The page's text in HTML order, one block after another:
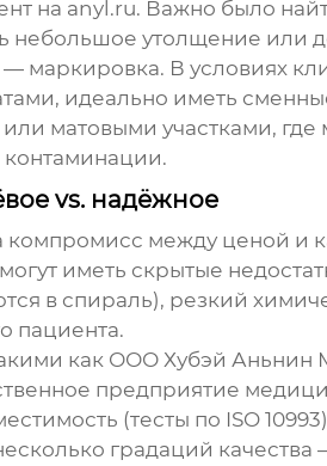
на anyl.ru. Важно было
небольшое утолщение или
маркировка. В условиях
идеально иметь
матовыми участками,
vs. надёжное
компромисс между ценой и
иметь скрытые
в спираль), резкий
пациента.
как ООО Хубэй Аньнин
предприятие
(тесты по ISO
градаций